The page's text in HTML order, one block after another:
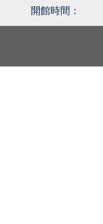
開館時間：